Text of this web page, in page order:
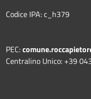
Codice IPA: c_h379
PEC:
Centralino Unico: +39